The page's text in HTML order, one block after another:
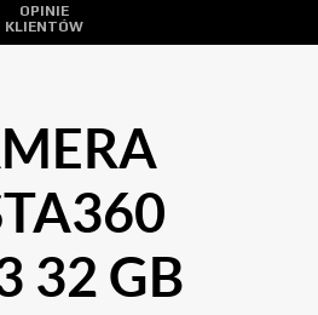
OPINIE
KLIENTÓW
32 GB